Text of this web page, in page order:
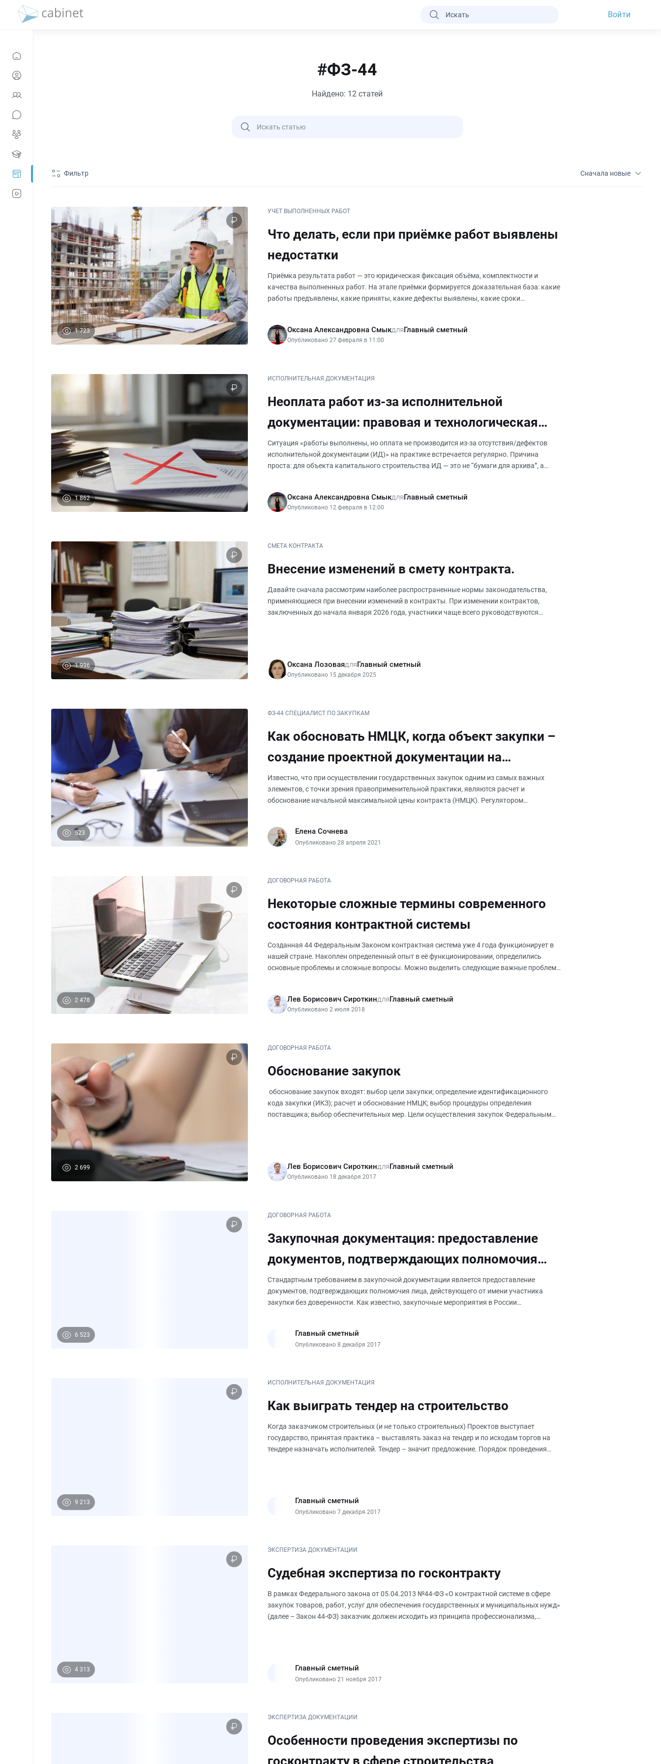
Войти
#ФЗ-44
Найдено: 12 статей
Фильтр Сначала новые
1 723
УЧЕТ ВЫПОЛНЕННЫХ РАБОТ
Что делать, если при приёмке работ выявлены
недостатки
Приёмка результата работ — это юридическая фиксация объёма, комплектности и
качества выполненных работ. На этапе приёмки формируется доказательная база: какие
работы предъявлены, какие приняты, какие дефекты выявлены, какие сроки
Оксана Александровна СмыкдляГлавный сметный
Опубликовано 27 февраля в 11:00
1 862
ИСПОЛНИТЕЛЬНАЯ ДОКУМЕНТАЦИЯ
Неоплата работ из-за исполнительной
документации: правовая и технологическая
логика действий.
Ситуация «работы выполнены, но оплата не производится из-за отсутствия/дефектов
исполнительной документации (ИД)» на практике встречается регулярно. Причина
проста: для объекта капитального строительства ИД — это не “бумаги для архива”, а
Оксана Александровна СмыкдляГлавный сметный
Опубликовано 12 февраля в 12:00
1 996
СМЕТА КОНТРАКТА
Внесение изменений в смету контракта.
Давайте сначала рассмотрим наиболее распространенные нормы законодательства,
применяющиеся при внесении изменений в контракты. При изменении контрактов,
заключенных до начала января 2026 года, участники чаще всего руководствуются
Оксана ЛозоваядляГлавный сметный
Опубликовано 15 декабря 2025
523
ФЗ-44 СПЕЦИАЛИСТ ПО ЗАКУПКАМ
Как обосновать НМЦК, когда объект закупки –
создание проектной документации на
строительство или капремонт
Известно, что при осуществлении государственных закупок одним из самых важных
элементов, с точки зрения правоприменительной практики, являются расчет и
обоснование начальной максимальной цены контракта (НМЦК). Регулятором
Елена Сочнева
Опубликовано 28 апреля 2021
2 478
ДОГОВОРНАЯ РАБОТА
Некоторые сложные термины современного
состояния контрактной системы
Созданная 44 Федеральным Законом контрактная система уже 4 года функционирует в
нашей стране. Накоплен определенный опыт в её функционировании, определились
основные проблемы и сложные вопросы. Можно выделить следующие важные проблемы
Лев Борисович СироткиндляГлавный сметный
Опубликовано 2 июля 2018
2 699
ДОГОВОРНАЯ РАБОТА
Обоснование закупок
обоснование закупок входят: выбор цели закупки; определение идентификационного
кода закупки (ИКЗ); расчет и обоснование НМЦК; выбор процедуры определения
поставщика; выбор обеспечительных мер. Цели осуществления закупок Федеральным
Лев Борисович СироткиндляГлавный сметный
Опубликовано 18 декабря 2017
6 523
ДОГОВОРНАЯ РАБОТА
Закупочная документация: предоставление
документов, подтверждающих полномочия
руководителя
Стандартным требованием в закупочной документации является предоставление
документов, подтверждающих полномочия лица, действующего от имени участника
закупки без доверенности. Как известно, закупочные мероприятия в России
Главный сметный
Опубликовано 8 декабря 2017
9 213
ИСПОЛНИТЕЛЬНАЯ ДОКУМЕНТАЦИЯ
Как выиграть тендер на строительство
Когда заказчиком строительных (и не только строительных) Проектов выступает
государство, принятая практика – выставлять заказ на тендер и по исходам торгов на
тендере назначать исполнителей. Тендер – значит предложение. Порядок проведения
Главный сметный
Опубликовано 7 декабря 2017
4 313
ЭКСПЕРТИЗА ДОКУМЕНТАЦИИ
Судебная экспертиза по госконтракту
В рамках Федерального закона от 05.04.2013 №44-ФЗ «О контрактной системе в сфере
закупок товаров, работ, услуг для обеспечения государственных и муниципальных нужд»
(далее – Закон 44-ФЗ) заказчик должен исходить из принципа профессионализма,
Главный сметный
Опубликовано 21 ноября 2017
ЭКСПЕРТИЗА ДОКУМЕНТАЦИИ
Особенности проведения экспертизы по
госконтракту в сфере строительства